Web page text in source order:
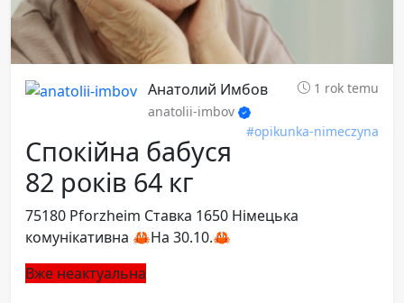
Анатолий Имбов
1 rok temu
anatolii-imbov
#opikunka-nimeczyna
Спокійна бабуся
82 років 64 кг
75180 Pforzheim Ставка 1650 Німецька
комунікативна 🦀На 30.10.🦀
Вже неактуальна